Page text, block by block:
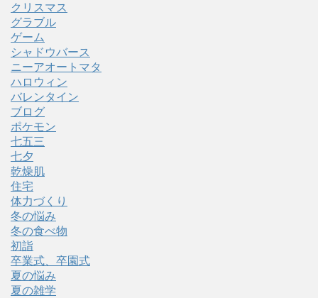
クリスマス
グラブル
ゲーム
シャドウバース
ニーアオートマタ
ハロウィン
バレンタイン
ブログ
ポケモン
七五三
七夕
乾燥肌
住宅
体力づくり
冬の悩み
冬の食べ物
初詣
卒業式、卒園式
夏の悩み
夏の雑学